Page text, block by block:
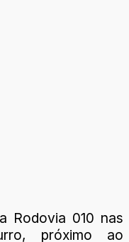
Rodovia 010 nas
próximo ao